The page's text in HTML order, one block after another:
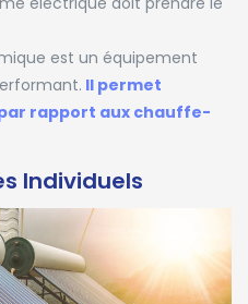
est un équipement
Il permet
par rapport aux chauffe-
Individuels